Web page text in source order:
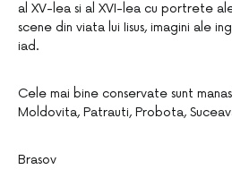
al XV-lea si al XVI-lea cu portrete
scene din viata lui Iisus, imagini ale
iad.
Cele mai bine conservate sunt
Moldovita, Patrauti, Probota,
Brasov